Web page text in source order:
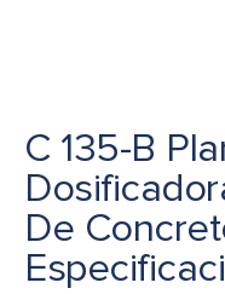
C 135-B
De